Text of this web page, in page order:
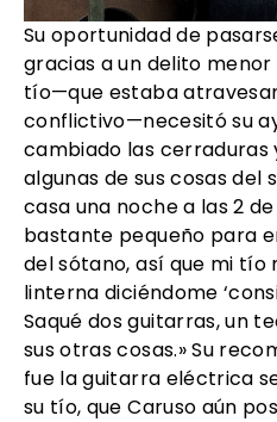
Su oportunidad de
gracias a un delito menor
tío—que estaba
conflictivo—necesitó su
cambiado las
algunas de sus cosas del
casa una noche a las 2
bastante pequeño para
del sótano, así que mi tío
linterna diciéndome
Saqué dos guitarras, un
sus otras cosas.» Su
fue la guitarra eléctrica
su tío, que Caruso aún